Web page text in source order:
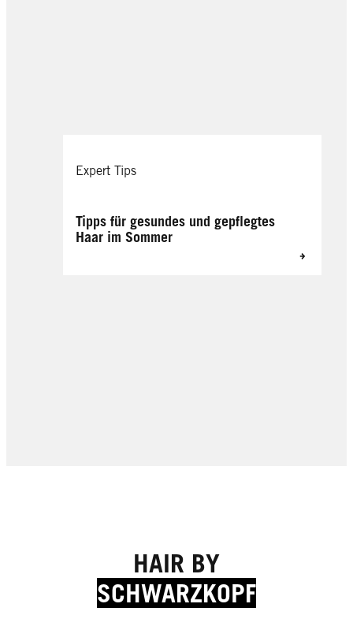
Expert Tips
Tipps für gesundes und gepflegtes
Haar im Sommer
Expert Tips
Expert Tips
HAIR BY
SCHWARZKOPF